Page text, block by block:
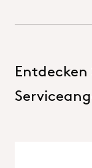
Entdecken